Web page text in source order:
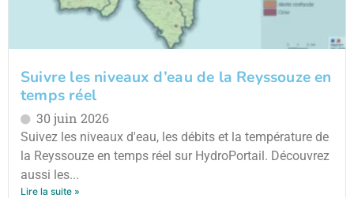
Suivre les niveaux d’eau de la Reyssouze en
temps réel
30 juin 2026
Suivez les niveaux d'eau, les débits et la température de
la Reyssouze en temps réel sur HydroPortail. Découvrez
aussi les...
Lire la suite »